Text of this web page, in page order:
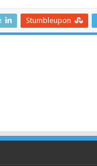
Stumbleupon